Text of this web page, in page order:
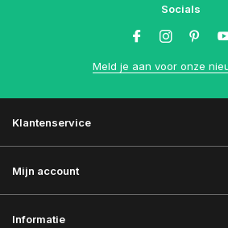
Socials
Meld je aan voor onze
Klantenservice
Mijn account
Informatie